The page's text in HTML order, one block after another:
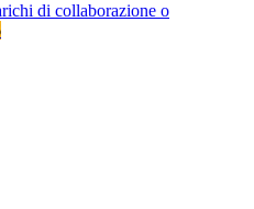
di collaborazione o